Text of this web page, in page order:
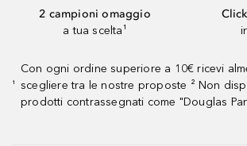
2 campioni omaggio
a tua scelta¹
¹
Con ogni ordine superiore a 10€ ricevi
scegliere tra le nostre proposte ² Non
prodotti contrassegnati come "Douglas